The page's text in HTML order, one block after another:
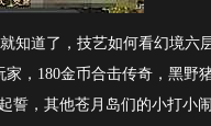
知道了，技艺如何看幻境六
，180金币合击传奇，黑野
誓，其他苍月岛们的小打小